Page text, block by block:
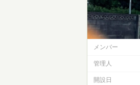
メンバー
管理人
開設日